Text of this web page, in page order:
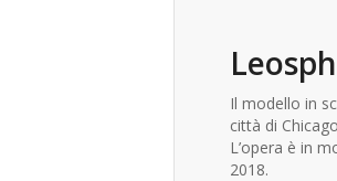
Il modello in
città di
L’opera è in
2018.